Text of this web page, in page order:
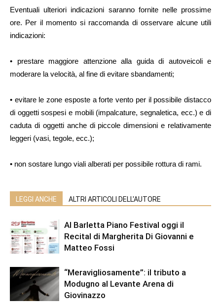
Eventuali ulteriori indicazioni saranno fornite nelle prossime
ore. Per il momento si raccomanda di osservare alcune utili
indicazioni:
• prestare maggiore attenzione alla guida di autoveicoli e
moderare la velocità, al fine di evitare sbandamenti;
• evitare le zone esposte a forte vento per il possibile distacco
di oggetti sospesi e mobili (impalcature, segnaletica, ecc.) e di
caduta di oggetti anche di piccole dimensioni e relativamente
leggeri (vasi, tegole, ecc.);
• non sostare lungo viali alberati per possibile rottura di rami.
LEGGI ANCHE ALTRI ARTICOLI DELL'AUTORE
Al Barletta Piano Festival oggi il
Recital di Margherita Di Giovanni e
Matteo Fossi
“Meravigliosamente”: il tributo a
Modugno al Levante Arena di
Giovinazzo